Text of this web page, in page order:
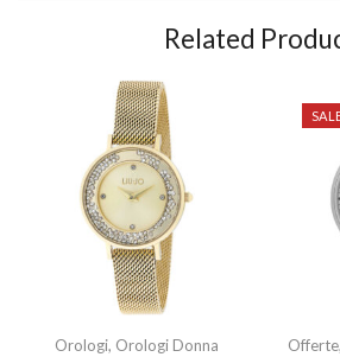
Related
Orologi, Orologi Donna Offerte,